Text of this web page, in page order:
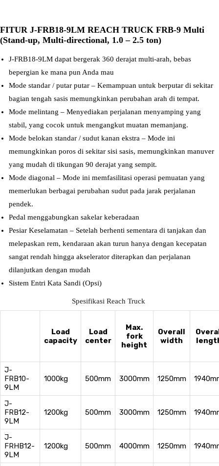
FITUR J-FRB18-9LM REACH TRUCK FRB-9 Multi
(Stand-up, Multi-directional, 1.0 – 2.5 ton)
J-FRB18-9LM dapat bergerak 360 derajat multi-arah, bebas
bepergian ke mana pun Anda mau
Mode standar / putar putar – Kemampuan untuk berputar di sekitar
bagian tengah sasis memungkinkan perubahan arah di tempat.
Mode melintang – Menyediakan perjalanan menyamping yang
stabil, yang cocok untuk mengangkut muatan memanjang.
Mode belokan standar / sudut kanan ekstra – Mode ini
memungkinkan poros di sekitar sisi sasis, memungkinkan manuver
yang mudah di tikungan 90 derajat yang sempit.
Mode diagonal – Mode ini memfasilitasi operasi pemuatan yang
memerlukan berbagai perubahan sudut pada jarak perjalanan
pendek.
Pedal menggabungkan sakelar keberadaan
Pesiar Keselamatan – Setelah berhenti sementara di tanjakan dan
melepaskan rem, kendaraan akan turun hanya dengan kecepatan
sangat rendah hingga akselerator diterapkan dan perjalanan
dilanjutkan dengan mudah
Sistem Entri Kata Sandi (Opsi)
Spesifikasi Reach Truck
Load
capacity
Load
center
Max.
fork
height
Overall
width
J-
FRB10-
9LM
1000kg 500mm 3000mm 1250mm
J-
FRB12-
9LM
1200kg 500mm 3000mm 1250mm
J-
FRHB12-
9LM
1200kg 500mm 4000mm 1250mm